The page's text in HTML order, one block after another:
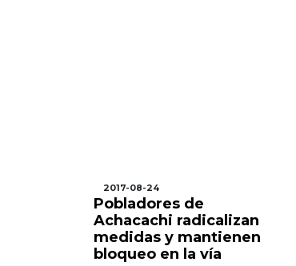
2017-08-24
Pobladores de
Achacachi radicalizan
medidas y mantienen
bloqueo en la vía